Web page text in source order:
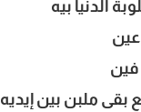
الدنيا بيه
بقى ملبن بين إيديه